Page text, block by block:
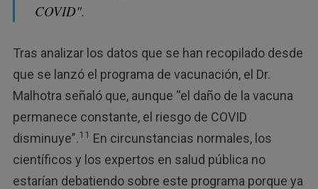
COVID".
Tras analizar los datos que se han recopilado desde
que se lanzó el programa de vacunación, el Dr.
Malhotra señaló que, aunque “el daño de la vacuna
permanece constante, el riesgo de COVID
disminuye”.11 En circunstancias normales, los
científicos y los expertos en salud pública no
estarían debatiendo sobre este programa porque ya